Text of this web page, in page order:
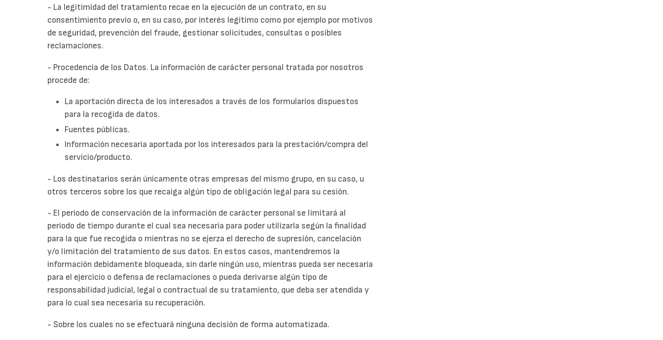
- La legitimidad del tratamiento recae en la ejecución de un contrato, en su
consentimiento previo o, en su caso, por interés legítimo como por ejemplo por motivos
de seguridad, prevención del fraude, gestionar solicitudes, consultas o posibles
reclamaciones.
- Procedencia de los Datos. La información de carácter personal tratada por nosotros
procede de:
La aportación directa de los interesados a través de los formularios dispuestos
para la recogida de datos.
Fuentes públicas.
Información necesaria aportada por los interesados para la prestación/compra del
servicio/producto.
- Los destinatarios serán únicamente otras empresas del mismo grupo, en su caso, u
otros terceros sobre los que recaiga algún tipo de obligación legal para su cesión.
- El periodo de conservación de la información de carácter personal se limitará al
periodo de tiempo durante el cual sea necesaria para poder utilizarla según la finalidad
para la que fue recogida o mientras no se ejerza el derecho de supresión, cancelación
y/o limitación del tratamiento de sus datos. En estos casos, mantendremos la
información debidamente bloqueada, sin darle ningún uso, mientras pueda ser necesaria
para el ejercicio o defensa de reclamaciones o pueda derivarse algún tipo de
responsabilidad judicial, legal o contractual de su tratamiento, que deba ser atendida y
para lo cual sea necesaria su recuperación.
- Sobre los cuales no se efectuará ninguna decisión de forma automatizada.